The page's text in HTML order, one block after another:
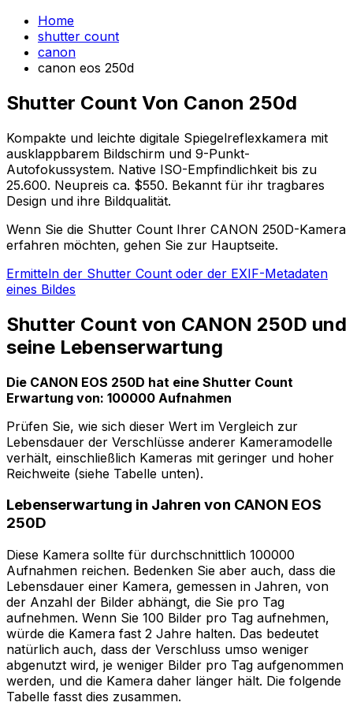
Home
shutter count
canon
canon eos 250d
Shutter Count Von Canon 250d
Kompakte und leichte digitale Spiegelreflexkamera mit
ausklappbarem Bildschirm und 9-Punkt-
Autofokussystem. Native ISO-Empfindlichkeit bis zu
25.600. Neupreis ca. $550. Bekannt für ihr tragbares
Design und ihre Bildqualität.
Wenn Sie die Shutter Count Ihrer CANON 250D-Kamera
erfahren möchten, gehen Sie zur Hauptseite.
Ermitteln der Shutter Count oder der EXIF-Metadaten
eines Bildes
Shutter Count von CANON 250D und
seine Lebenserwartung
Die CANON EOS 250D hat eine Shutter Count
Erwartung von: 100000 Aufnahmen
Prüfen Sie, wie sich dieser Wert im Vergleich zur
Lebensdauer der Verschlüsse anderer Kameramodelle
verhält, einschließlich Kameras mit geringer und hoher
Reichweite (siehe Tabelle unten).
Lebenserwartung in Jahren von CANON EOS
250D
Diese Kamera sollte für durchschnittlich 100000
Aufnahmen reichen. Bedenken Sie aber auch, dass die
Lebensdauer einer Kamera, gemessen in Jahren, von
der Anzahl der Bilder abhängt, die Sie pro Tag
aufnehmen. Wenn Sie 100 Bilder pro Tag aufnehmen,
würde die Kamera fast 2 Jahre halten. Das bedeutet
natürlich auch, dass der Verschluss umso weniger
abgenutzt wird, je weniger Bilder pro Tag aufgenommen
werden, und die Kamera daher länger hält. Die folgende
Tabelle fasst dies zusammen.